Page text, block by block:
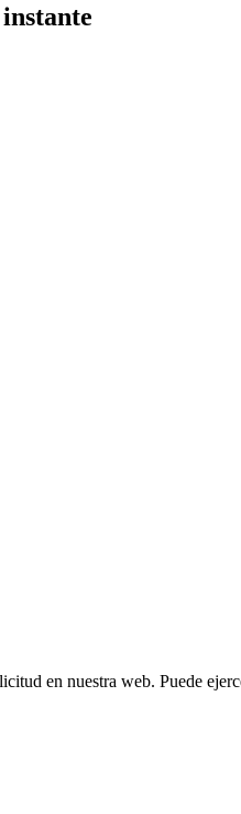
en nuestra web. Puede